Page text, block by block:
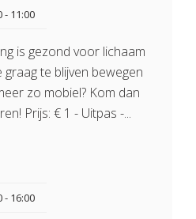
- 11:00
is gezond voor lichaam
te blijven bewegen
zo mobiel? Kom dan
Prijs: € 1 - Uitpas -...
- 16:00